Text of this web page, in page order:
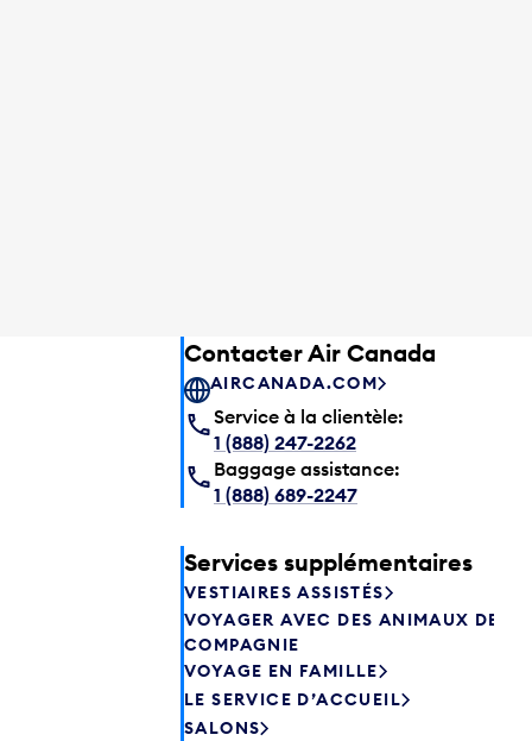
Contacter Air Canada
AIRCANADA.COM
Service à la clientèle:
1 (888) 247-2262
Baggage assistance:
1 (888) 689-2247
Services supplémentaires
VESTIAIRES ASSISTÉS
VOYAGER AVEC DES ANIMAUX DE
COMPAGNIE
VOYAGE EN FAMILLE
LE SERVICE D’ACCUEIL
SALONS